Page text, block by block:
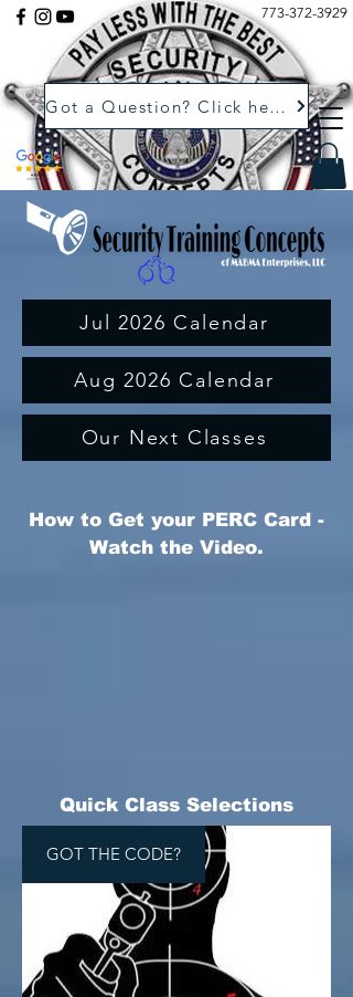
773-372-3929
Got a Question? Click here.
Jul 2026 Calendar
Aug 2026 Calendar
Our Next Classes
How to Get your PERC Card -
Watch the Video.
Quick Class Selections
GOT THE CODE?